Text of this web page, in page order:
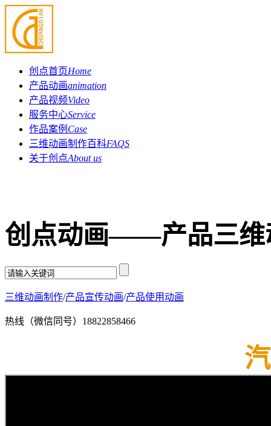
创点首页Home
产品动画animation
产品视频Video
服务中心Service
作品案例 Case
三维动画制作百科FAQS
关于创点About us
创点动画——产品三维
三维动画制作/产品宣传动画/产品使用动画
热线（微信同号） 18822858466